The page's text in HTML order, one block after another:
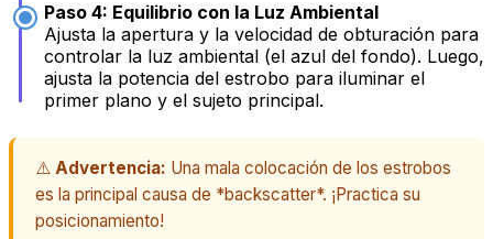
Paso 4: Equilibrio con la Luz Ambiental
Ajusta la apertura y la velocidad de obturación para
controlar la luz ambiental (el azul del fondo). Luego,
ajusta la potencia del estrobo para iluminar el
primer plano y el sujeto principal.
⚠️ Advertencia: Una mala colocación de los estrobos
es la principal causa de *backscatter*. ¡Practica su
posicionamiento!